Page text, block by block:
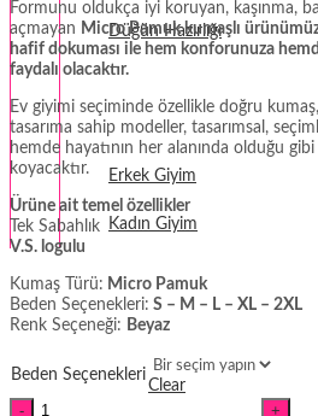
Düğün Hazırlığı
Fantezi
Termal Giyim
Erkek Giyim
Kadın Giyim
Formunu oldukça iyi koruyan, kaşınma,
açmayan Micro Pamuk kumaşlı
hafif dokuması ile hem konforunuza
faydalı olacaktır.
Ev giyimi seçiminde özellikle doğru
tasarıma sahip modeller, tasarımsal,
hemde hayatının her alanında olduğu
koyacaktır.
Ürüne ait temel özellikler
Tek Sabahlık
V.S. logulu
Kumaş Türü: Micro Pamuk
Beden Seçenekleri: S – M – L – XL – 2XL
Renk Seçeneği: Beyaz
Beden Seçenekleri
Clear
VS